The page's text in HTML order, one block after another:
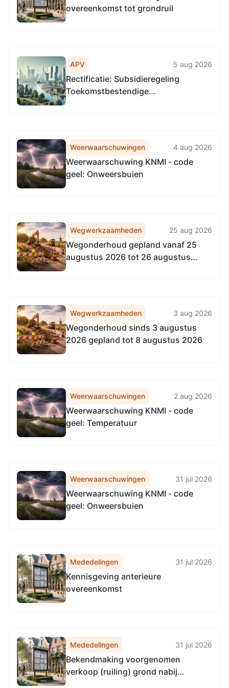
overeenkomst tot grondruil
APV 5 aug 2026
Rectificatie: Subsidieregeling
Toekomstbestendige
Weerwaarschuwingen 4 aug 2026
Weerwaarschuwing KNMI - code
geel: Onweersbuien
Wegwerkzaamheden 25 aug 2026
Wegonderhoud gepland vanaf 25
augustus 2026 tot 26 augustus
Wegwerkzaamheden 3 aug 2026
Wegonderhoud sinds 3 augustus
2026 gepland tot 8 augustus 2026
Weerwaarschuwingen 2 aug 2026
Weerwaarschuwing KNMI - code
geel: Temperatuur
Weerwaarschuwingen 31 jul 2026
Weerwaarschuwing KNMI - code
geel: Onweersbuien
Mededelingen 31 jul 2026
Kennisgeving anterieure
overeenkomst
Mededelingen 31 jul 2026
Bekendmaking voorgenomen
verkoop (ruiling) grond nabij